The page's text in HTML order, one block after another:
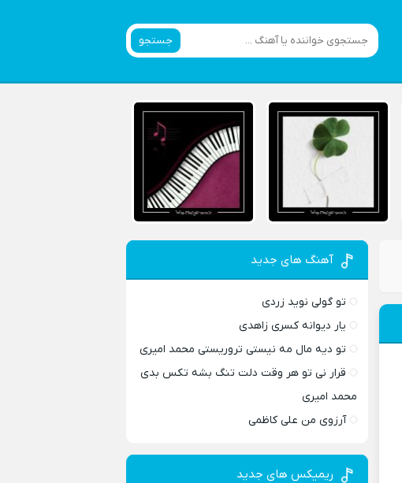
جستجو
آهنگ های جدید
تو گولی نوید زردی
یار دیوانه کسری زاهدی
تو دیه مال مه نیستی تروریستی محمد امیری
قرار نی تو هر وقت دلت تنگ بشه تکس بدی
محمد امیری
آرزوی من علی کاظمی
ریمیکس های جدید